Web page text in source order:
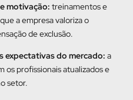
motivação: treinamentos e
a empresa valoriza o
de exclusão.
expectativas do mercado: a
os profissionais atualizados e
setor.